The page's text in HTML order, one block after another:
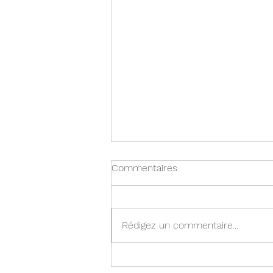
La plus grande d’Europe
Commentaires
Rédigez un commentaire...